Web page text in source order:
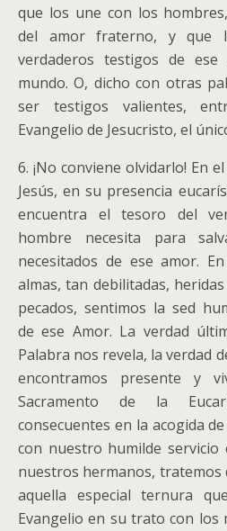
que los une con los
del amor fraterno, y que
verdaderos testigos de
mundo. O, dicho con otras
ser testigos valientes,
Evangelio de Jesucristo, el
6. ¡No conviene olvidarlo! En
Jesús, en su presencia
encuentra el tesoro del
hombre necesita para
necesitados de ese amor.
almas, tan debilitadas,
pecados, sentimos la sed
de ese Amor. La verdad
Palabra nos revela, la verdad
encontramos presente y
Sacramento de la
consecuentes en la acogida
con nuestro humilde servicio
nuestros hermanos, tratemos
aquella especial ternura
Evangelio en su trato con los